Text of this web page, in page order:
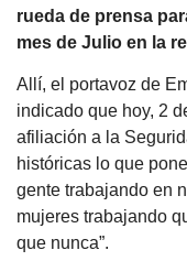
rueda de prensa
mes de Julio en la
Allí, el portavoz de
indicado que hoy, 2
afiliación a la
históricas lo que
gente trabajando en
mujeres trabajando
que nunca”.